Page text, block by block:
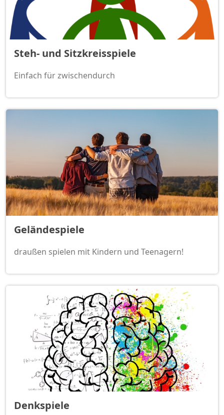
Steh- und Sitzkreisspiele
Einfach für zwischendurch
Geländespiele
draußen spielen mit Kindern und Teenagern!
Denkspiele